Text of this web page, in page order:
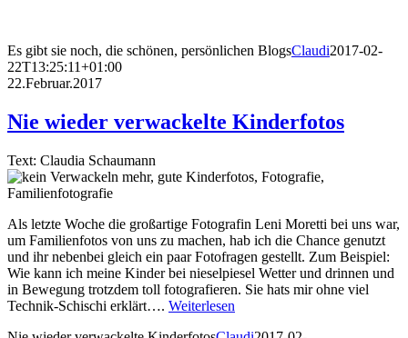
Es gibt sie noch, die schönen, persönlichen BlogsClaudi2017-02-
22T13:25:11+01:00
22.Februar.2017
Nie wieder verwackelte Kinderfotos
Text: Claudia Schaumann
Als letzte Woche die großartige Fotografin Leni Moretti bei uns war,
um Familienfotos von uns zu machen, hab ich die Chance genutzt
und ihr nebenbei gleich ein paar Fotofragen gestellt. Zum Beispiel:
Wie kann ich meine Kinder bei nieselpiesel Wetter und drinnen und
in Bewegung trotzdem toll fotografieren. Sie hats mir ohne viel
Technik-Schischi erklärt…. Weiterlesen